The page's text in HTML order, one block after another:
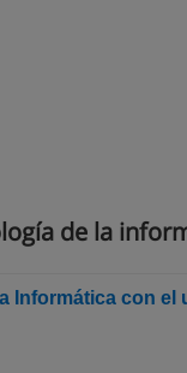
de la
Informática con el